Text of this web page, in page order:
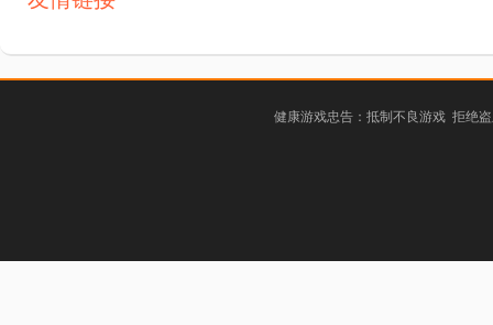
健康游戏忠告：抵制不良游戏 拒绝